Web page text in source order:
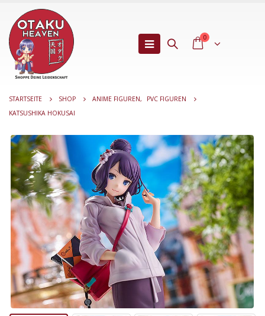
0
STARTSEITE SHOP ANIME FIGUREN,
PVC FIGUREN
KATSUSHIKA HOKUSAI